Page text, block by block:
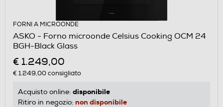
FORNI A MICROONDE
ASKO - Forno microonde Celsius Cooking OCM 24
BGH-Black Glass
€ 1.249,00
€ 1.249,00consigliato
Acquisto online: disponibile
Ritiro in negozio: non disponibile